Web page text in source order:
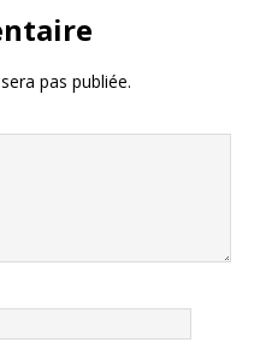
pas publiée.